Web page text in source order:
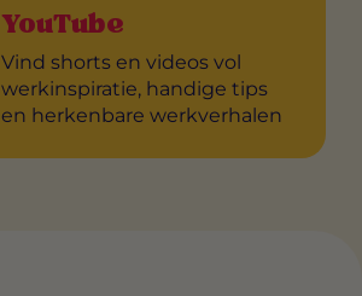
YouTube
Vind shorts en videos vol
werkinspiratie, handige tips
en herkenbare werkverhalen